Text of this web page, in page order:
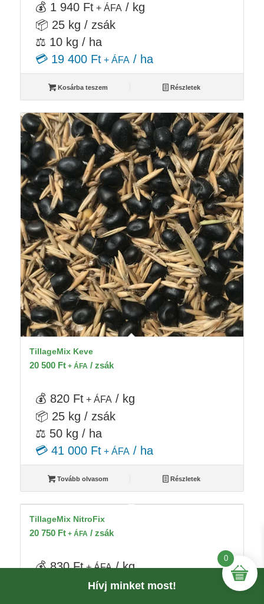
💰 1 940 Ft+ ÁFA / kg
📦 25 kg / zsák
⚖️ 10 kg / ha
💳 19 400 Ft+ ÁFA/ ha
Kosárba teszem Részletek
TillageMix Keve
20 500 Ft+ ÁFA / zsák
💰 820 Ft+ ÁFA / kg
📦 25 kg / zsák
⚖️ 50 kg / ha
💳 41 000 Ft+ ÁFA/ ha
Tovább olvasom Részletek
TillageMix NitroFix
20 750 Ft+ ÁFA / zsák
💰 830 Ft+ ÁFA/ kg
📦 25 kg / zsák
0
Hívj minket most!